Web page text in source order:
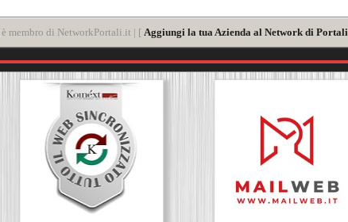
è membro di NetworkPortali.it | [ Aggiungi la tua Azienda al Network di Portali